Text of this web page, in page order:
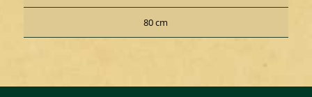
80 cm